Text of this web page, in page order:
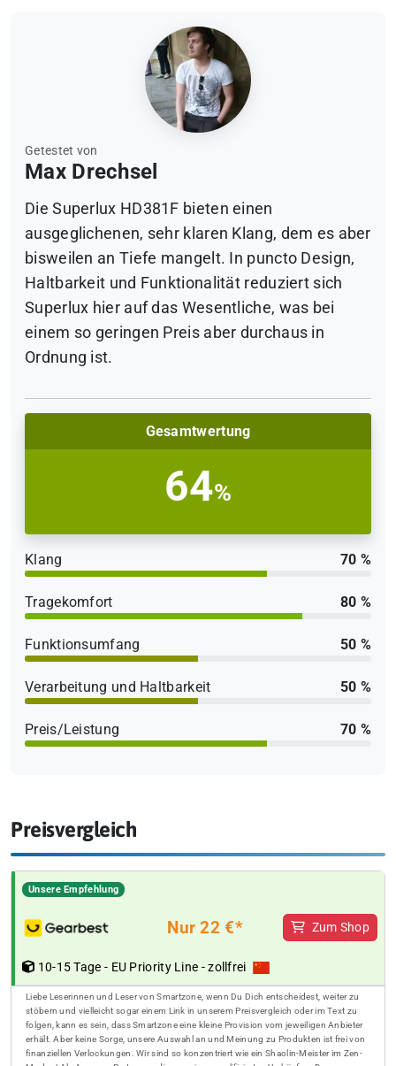
Getestet von
Max Drechsel
Die Superlux HD381F bieten einen
ausgeglichenen, sehr klaren Klang, dem es aber
bisweilen an Tiefe mangelt. In puncto Design,
Haltbarkeit und Funktionalität reduziert sich
Superlux hier auf das Wesentliche, was bei
einem so geringen Preis aber durchaus in
Ordnung ist.
Gesamtwertung
64%
Klang 70 %
Tragekomfort 80 %
Funktionsumfang 50 %
Verarbeitung und Haltbarkeit 50 %
Preis/Leistung 70 %
Preisvergleich
Unsere Empfehlung
Nur 22 €* Zum Shop
10-15 Tage - EU Priority Line - zollfrei
Liebe Leserinnen und Leser von Smartzone, wenn Du Dich entscheidest, weiter zu
stöbern und vielleicht sogar einem Link in unserem Preisvergleich oder im Text zu
folgen, kann es sein, dass Smartzone eine kleine Provision vom jeweiligen Anbieter
erhält. Aber keine Sorge, unsere Auswahl an und Meinung zu Produkten ist frei von
finanziellen Verlockungen. Wir sind so konzentriert wie ein Shaolin-Meister im Zen-